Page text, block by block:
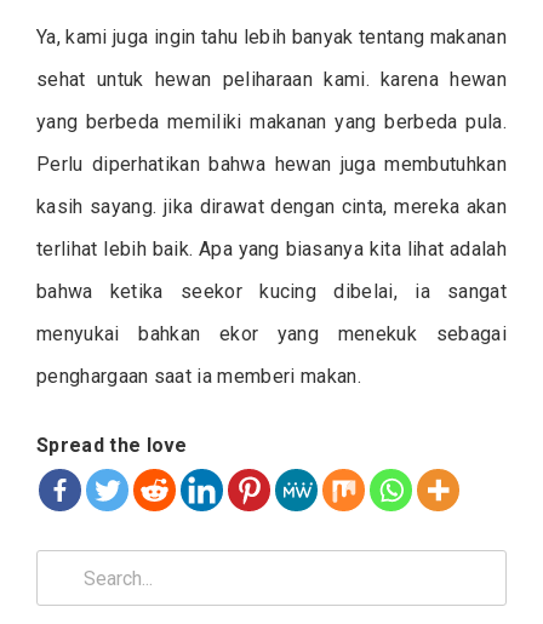
Ya, kami juga ingin tahu lebih banyak tentang makanan
sehat untuk hewan peliharaan kami. karena hewan
yang berbeda memiliki makanan yang berbeda pula.
Perlu diperhatikan bahwa hewan juga membutuhkan
kasih sayang. jika dirawat dengan cinta, mereka akan
terlihat lebih baik. Apa yang biasanya kita lihat adalah
bahwa ketika seekor kucing dibelai, ia sangat
menyukai bahkan ekor yang menekuk sebagai
penghargaan saat ia memberi makan.
Spread the love